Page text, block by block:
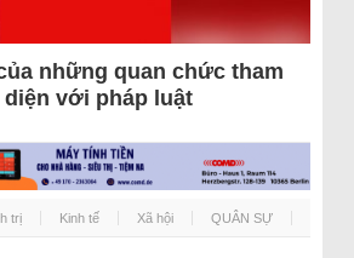
những quan chức tham
với pháp luật
trị Kinh tế Xã hội QUÂN SỰ